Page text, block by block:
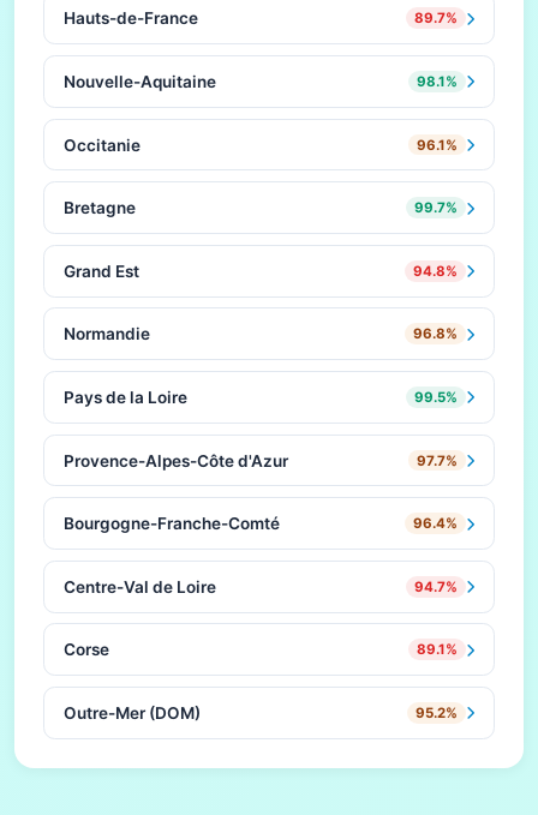
Hauts-de-France 89.7%
Nouvelle-Aquitaine 98.1%
Occitanie 96.1%
Bretagne 99.7%
Grand Est 94.8%
Normandie 96.8%
Pays de la Loire 99.5%
Provence-Alpes-Côte d'Azur 97.7%
Bourgogne-Franche-Comté 96.4%
Centre-Val de Loire 94.7%
Corse 89.1%
Outre-Mer (DOM) 95.2%